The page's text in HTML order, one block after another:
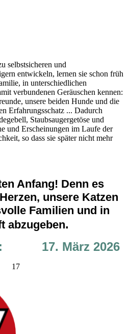
selbstsicheren und
entwickeln, lernen sie schon früh
in unterschiedlichen
verbundenen Geräuschen kennen:
unsere beiden Hunde und die
Erfahrungsschatz ... Dadurch
Staubsaugergetöse und
und Erscheinungen im Laufe der
so dass sie später nicht mehr
Anfang! Denn es
unsere Katzen
Familien und in
abzugeben.
17. März 2026
17